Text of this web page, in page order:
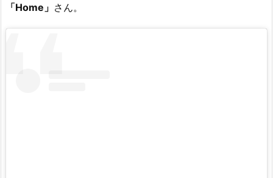
「Home」 さん。